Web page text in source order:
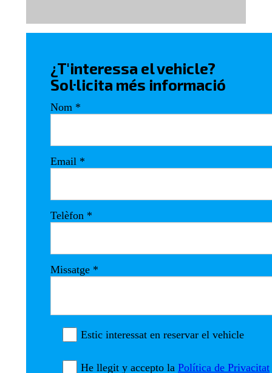
¿T'interessa el vehicle?
Sol·licita més informació
Nom *
Email *
Telèfon *
Missatge *
Estic interessat en reservar el vehicle
He llegit y accepto la Política de Privacitat